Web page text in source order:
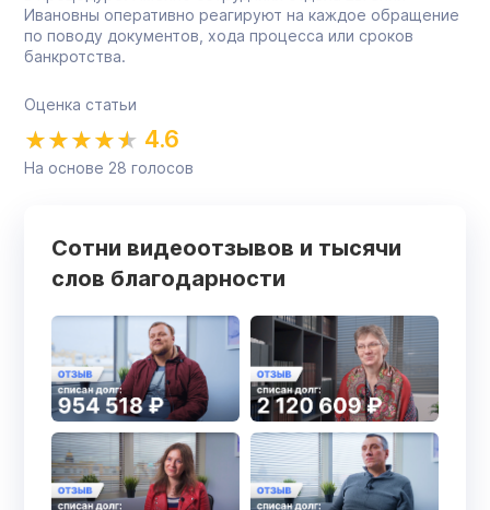
Ивановны оперативно реагируют на каждое обращение
по поводу документов, хода процесса или сроков
банкротства.
Оценка статьи
4.6
На основе 28 голосов
Сотни видеоотзывов и тысячи
слов благодарности